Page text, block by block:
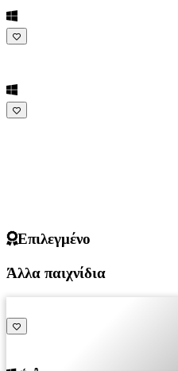
Επιλεγμένο
Άλλα παιχνίδια